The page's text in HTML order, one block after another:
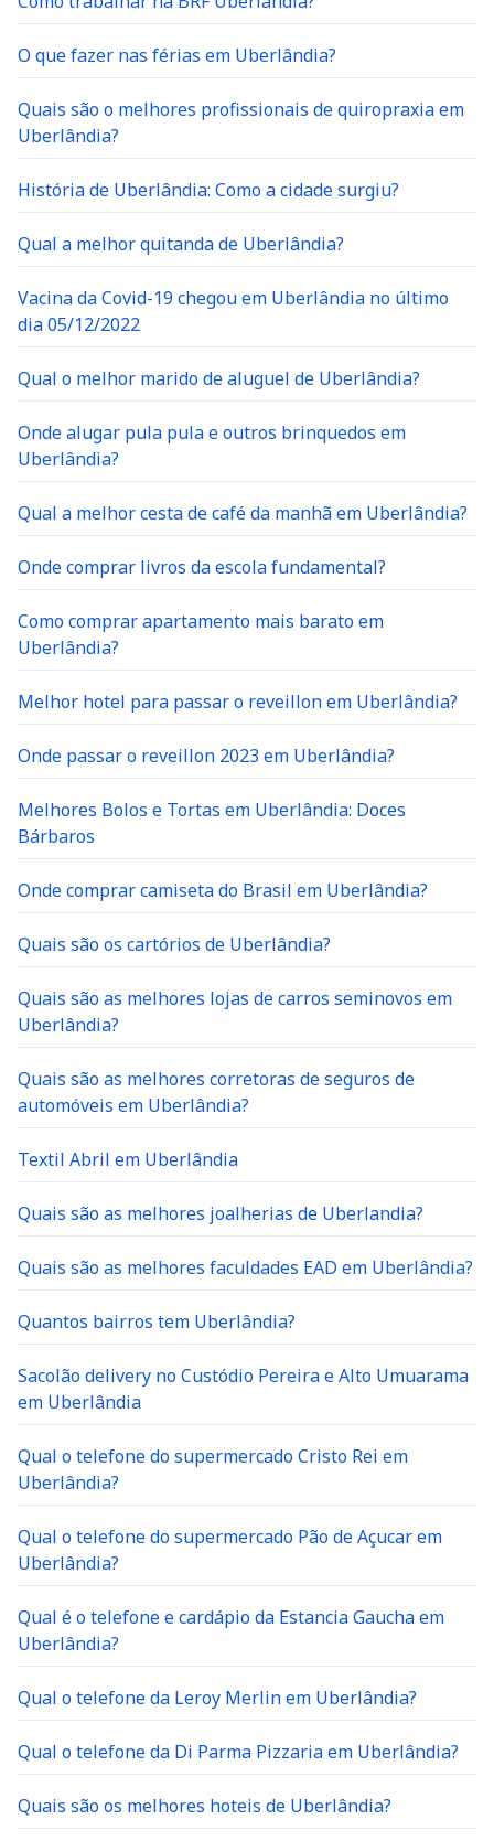
O que fazer nas férias em Uberlândia?
Quais são o melhores profissionais de quiropraxia em
Uberlândia?
História de Uberlândia: Como a cidade surgiu?
Qual a melhor quitanda de Uberlândia?
Vacina da Covid-19 chegou em Uberlândia no último
dia 05/12/2022
Qual o melhor marido de aluguel de Uberlândia?
Onde alugar pula pula e outros brinquedos em
Uberlândia?
Qual a melhor cesta de café da manhã em Uberlândia?
Onde comprar livros da escola fundamental?
Como comprar apartamento mais barato em
Uberlândia?
Melhor hotel para passar o reveillon em Uberlândia?
Onde passar o reveillon 2023 em Uberlândia?
Melhores Bolos e Tortas em Uberlândia: Doces
Bárbaros
Onde comprar camiseta do Brasil em Uberlândia?
Quais são os cartórios de Uberlândia?
Quais são as melhores lojas de carros seminovos em
Uberlândia?
Quais são as melhores corretoras de seguros de
automóveis em Uberlândia?
Textil Abril em Uberlândia
Quais são as melhores joalherias de Uberlandia?
Quais são as melhores faculdades EAD em Uberlândia?
Quantos bairros tem Uberlândia?
Sacolão delivery no Custódio Pereira e Alto Umuarama
em Uberlândia
Qual o telefone do supermercado Cristo Rei em
Uberlândia?
Qual o telefone do supermercado Pão de Açucar em
Uberlândia?
Qual é o telefone e cardápio da Estancia Gaucha em
Uberlândia?
Qual o telefone da Leroy Merlin em Uberlândia?
Qual o telefone da Di Parma Pizzaria em Uberlândia?
Quais são os melhores hoteis de Uberlândia?